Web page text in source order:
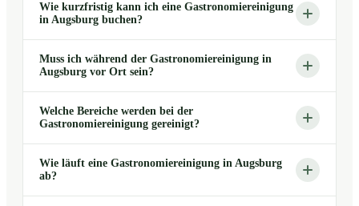
Wie kurzfristig kann ich eine Gastronomiereinigung
in Augsburg buchen?
Muss ich während der Gastronomiereinigung in
Augsburg vor Ort sein?
Welche Bereiche werden bei der
Gastronomiereinigung gereinigt?
Wie läuft eine Gastronomiereinigung in Augsburg
ab?